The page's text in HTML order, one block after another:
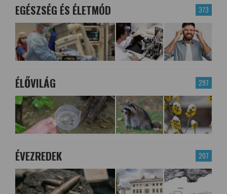
373
EGÉSZSÉG ÉS ÉLETMÓD
297
ÉLŐVILÁG
207
ÉVEZREDEK